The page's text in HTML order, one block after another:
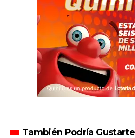
También Podría Gustarte